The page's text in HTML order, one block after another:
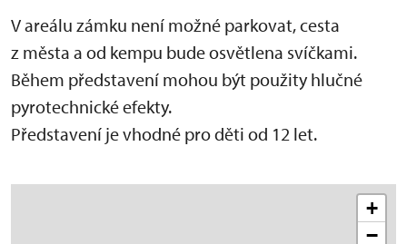
V areálu zámku není možné parkovat, cesta
z města a od kempu bude osvětlena svíčkami.
Během představení mohou být použity hlučné
pyrotechnické efekty.
Představení je vhodné pro děti od 12 let.
+
−